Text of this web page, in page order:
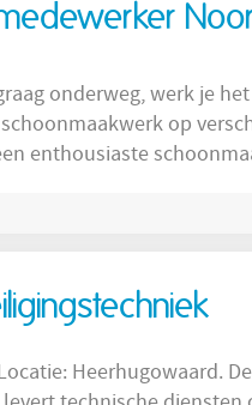
onderweg, werk je
op
enthousiaste
zijn voor de